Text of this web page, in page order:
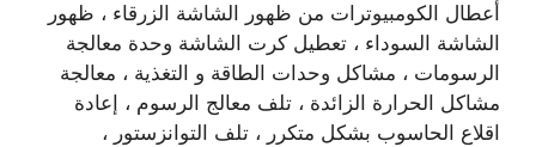
أعطال الكومبيوترات من ظهور الشاشة الزرقاء ، ظهور
الشاشة السوداء ، تعطيل كرت الشاشة وحدة معالجة
الرسومات ، مشاكل وحدات الطاقة و التغذية ، معالجة
مشاكل الحرارة الزائدة ، تلف معالج الرسوم ، إعادة
اقلاع الحاسوب بشكل متكرر ، تلف التوانزستور ،